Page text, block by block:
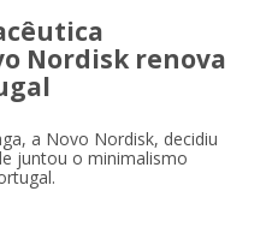
Nordisk renova
a Novo Nordisk, decidiu
juntou o minimalismo